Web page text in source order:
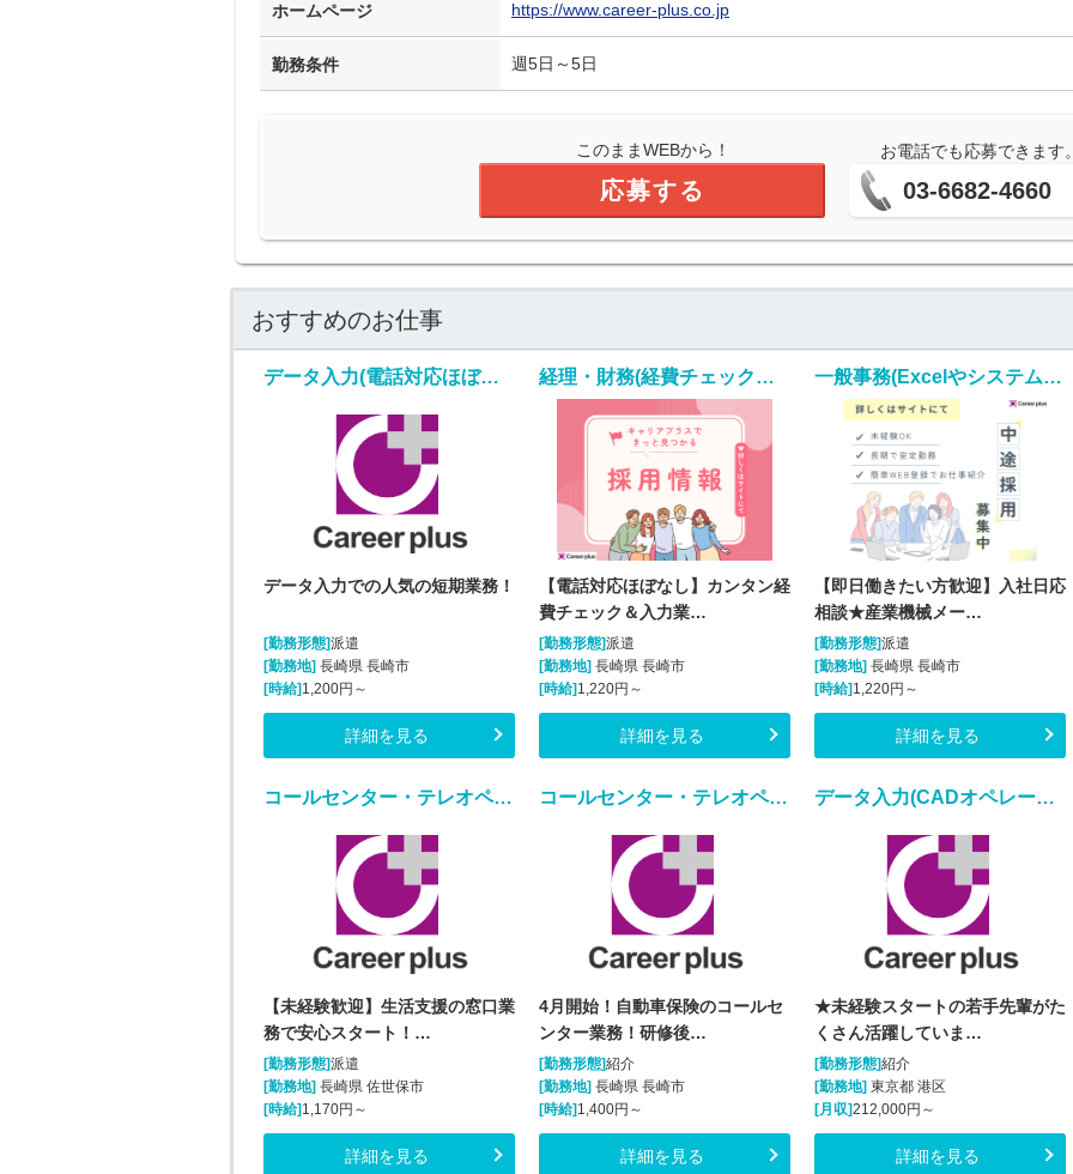
ホームページ https://www.career-plus.co.jp
勤務条件 週5日～5日
このままWEBから！
応募する
お電話でも応募できます
03-6682-4660
おすすめのお仕事
データ入力(電話対応ほぼ無しの短期データ入力業務)
データ入力での人気の短期業務！
[勤務形態]派遣
[勤務地] 長崎県 長崎市
[時給] 1,200円～
詳細を見る
経理・財務(経費チェック・入力業務)
【電話対応ほぼなし】カンタン経
費チェック＆入力業…
[勤務形態]派遣
[勤務地] 長崎県 長崎市
[時給] 1,220円～
詳細を見る
一般事務(Excelやシステムを使用しての入金照合・入力業務)
【即日働きたい方歓迎】入社日応
相談★産業機械メー…
[勤務形態]派遣
[勤務地] 長崎県 長崎市
[時給] 1,220円～
詳細を見る
コールセンター・テレオペ（受信）(生活支援に関する問合せ窓口/平日のみ)
【未経験歓迎】生活支援の窓口業
務で安心スタート！…
[勤務形態]派遣
[勤務地] 長崎県 佐世保市
[時給] 1,170円～
詳細を見る
コールセンター・テレオペ（発信）
4月開始！自動車保険のコールセ
ンター業務！研修後…
[勤務形態]紹介
[勤務地] 長崎県 長崎市
[時給] 1,400円～
詳細を見る
データ入力(CADオペレーター★未経験の若手先輩活躍中★)
★未経験スタートの若手先輩がた
くさん活躍していま…
[勤務形態]紹介
[勤務地] 東京都 港区
[月収]212,000円～
詳細を見る